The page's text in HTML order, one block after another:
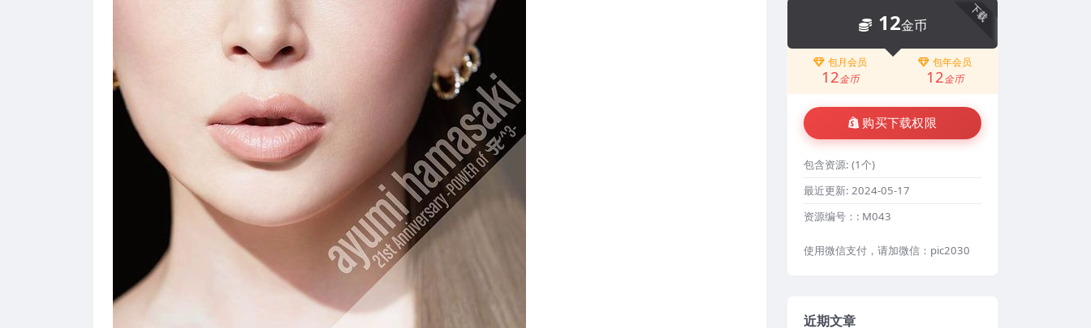
下载
12金币
包月会员
12金币
包年会员
12金币
购买下载权限
包含资源: (1个)
最近更新: 2024-05-17
资源编号：: M043
使用微信支付，请加微信：pic2030
近期文章